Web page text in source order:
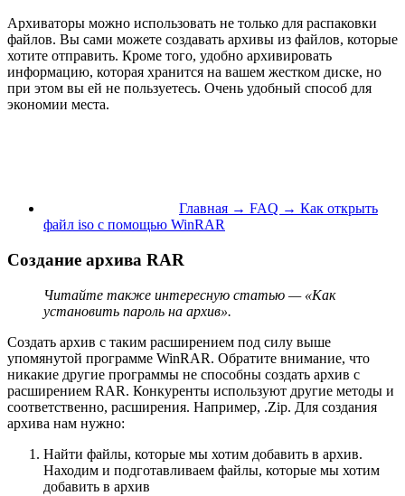
Архиваторы можно использовать не только для распаковки
файлов. Вы сами можете создавать архивы из файлов, которые
хотите отправить. Кроме того, удобно архивировать
информацию, которая хранится на вашем жестком диске, но
при этом вы ей не пользуетесь. Очень удобный способ для
экономии места.
Главная → FAQ → Как открыть
файл iso с помощью WinRAR
Создание архива RAR
Читайте также интересную статью — «Как
установить пароль на архив».
Создать архив с таким расширением под силу выше
упомянутой программе WinRAR. Обратите внимание, что
никакие другие программы не способны создать архив с
расширением RAR. Конкуренты используют другие методы и
соответственно, расширения. Например, .Zip. Для создания
архива нам нужно:
Найти файлы, которые мы хотим добавить в архив.
Находим и подготавливаем файлы, которые мы хотим
добавить в архив